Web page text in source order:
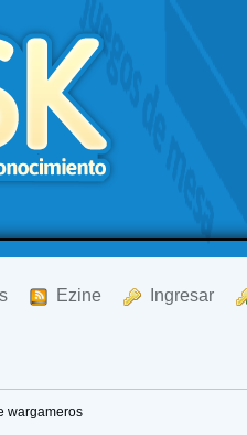
Ezine Ingresar
wargameros